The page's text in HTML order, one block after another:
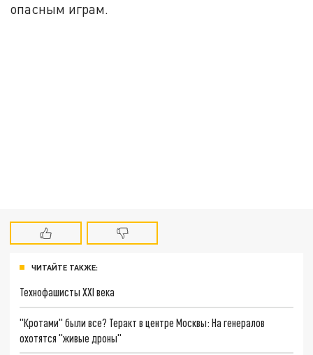
опасным играм.
ЧИТАЙТЕ ТАКЖЕ:
Технофашисты XXI века
"Кротами" были все? Теракт в центре Москвы: На генералов
охотятся "живые дроны"